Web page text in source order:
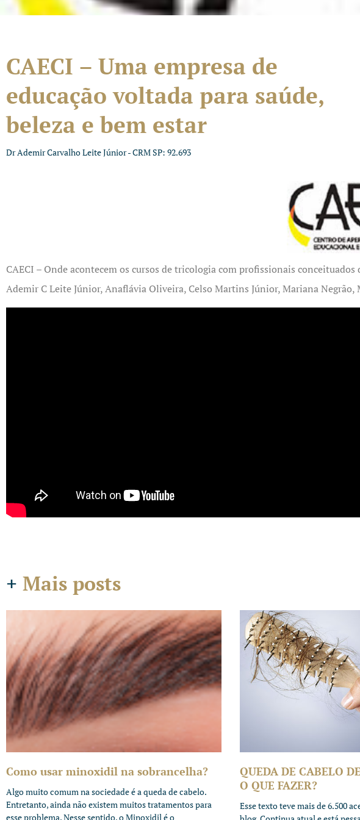
CAECI – Uma empresa de
educação voltada para saúde,
beleza e bem estar
Dr Ademir Carvalho Leite Júnior - CRM SP: 92.693
CAECI – Onde acontecem os cursos de tricologia com profissionais conceituados
Ademir C Leite Júnior, Anaflávia Oliveira, Celso Martins Júnior, Mariana Negrão,
+ Mais posts
Como usar minoxidil na sobrancelha?
Algo muito comum na sociedade é a queda de cabelo.
Entretanto, ainda não existem muitos tratamentos para
esse problema. Nesse sentido, o Minoxidil é o
QUEDA DE CABELO
O QUE FAZER?
Esse texto teve mais de 6.500